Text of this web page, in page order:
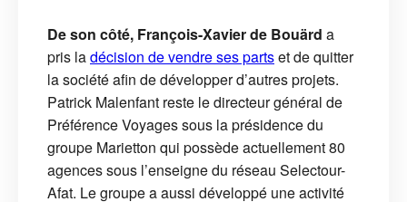
De son côté, François-Xavier de Bouärd a
pris ladécision de vendre ses partset de quitter
la société afin de développer d’autres projets.
Patrick Malenfant reste le directeur général de
Préférence Voyages sous la présidence du
groupe Marietton qui possède actuellement 80
agences sous l’enseigne du réseau Selectour-
Afat. Le groupe a aussi développé une activité